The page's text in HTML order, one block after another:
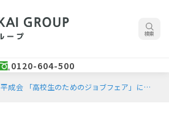
検索
0120-604-500
（医）平成会 「高校生のためのジョブフェア」に参加しました